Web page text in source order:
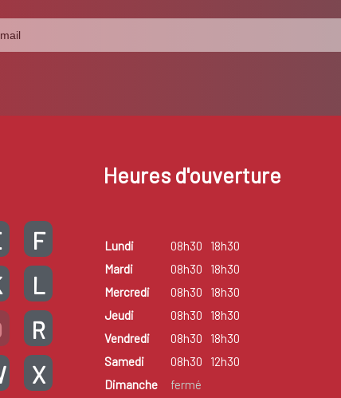
F
L
R
X
Heures d'ouverture
Lundi 08h30
18h30
Mardi
08h30
18h30
Mercredi
08h30
18h30
Jeudi
08h30
18h30
Vendredi
08h30
18h30
Samedi
08h30
12h30
Dimanche
fermé